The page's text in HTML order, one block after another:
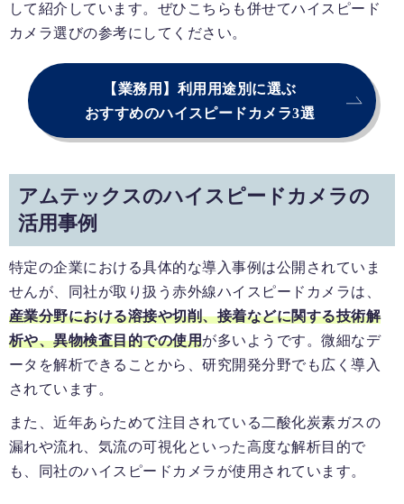
して紹介しています。ぜひこちらも併せてハイスピード
カメラ選びの参考にしてください。
【業務用】利用用途別に選ぶ
おすすめのハイスピードカメラ3選
アムテックスのハイスピードカメラの
活用事例
特定の企業における具体的な導入事例は公開されていま
せんが、同社が取り扱う赤外線ハイスピードカメラは、
産業分野における溶接や切削、接着などに関する技術解
析や、異物検査目的での使用が多いようです。微細なデ
ータを解析できることから、研究開発分野でも広く導入
されています。
また、近年あらためて注目されている二酸化炭素ガスの
漏れや流れ、気流の可視化といった高度な解析目的で
も、同社のハイスピードカメラが使用されています。